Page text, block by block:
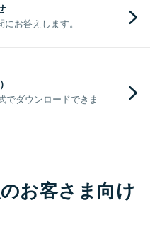
お答えします。
でダウンロードできま
お客さま向け